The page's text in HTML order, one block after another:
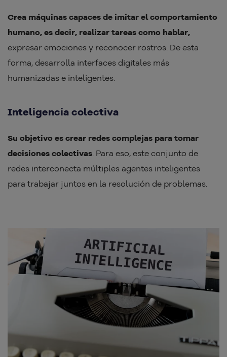
Crea máquinas capaces de imitar el comportamiento
humano, es decir, realizar tareas como hablar,
expresar emociones y reconocer rostros. De esta
forma, desarrolla interfaces digitales más
humanizadas e inteligentes.
Inteligencia colectiva
Su objetivo es crear redes complejas para tomar
decisiones colectivas . Para eso, este conjunto de
redes interconecta múltiples agentes inteligentes
para trabajar juntos en la resolución de problemas.